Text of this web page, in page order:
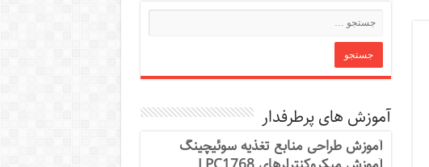
آموزش های پرطرفدار
آموزش طراحی منابع تغذیه سوئیچینگ